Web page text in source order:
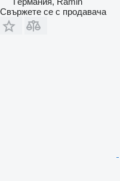
Свържете се с продавача